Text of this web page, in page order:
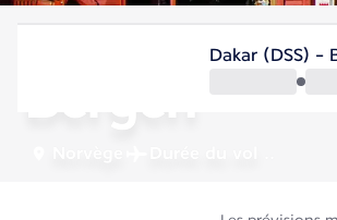
Bergen
Dakar (DSS) -